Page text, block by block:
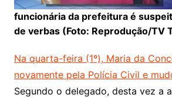
funcionária da prefeitura é
de verbas (Foto: Reprodução/TV
Na quarta-feira (1º), Maria da
novamente pela Polícia Civil e
Segundo o delegado, desta vez a